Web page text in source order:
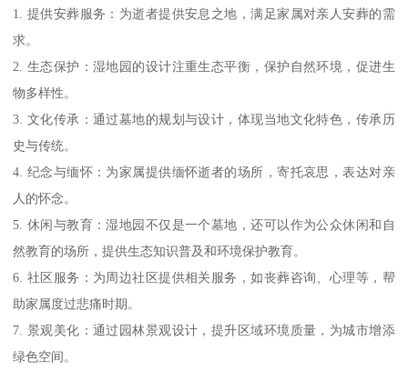
1. 提供安葬服务：为逝者提供安息之地，满足家属对亲人安葬的需
求。
2. 生态保护：湿地园的设计注重生态平衡，保护自然环境，促进生
物多样性。
3. 文化传承：通过墓地的规划与设计，体现当地文化特色，传承历
史与传统。
4. 纪念与缅怀：为家属提供缅怀逝者的场所，寄托哀思，表达对亲
人的怀念。
5. 休闲与教育：湿地园不仅是一个墓地，还可以作为公众休闲和自
然教育的场所，提供生态知识普及和环境保护教育。
6. 社区服务：为周边社区提供相关服务，如丧葬咨询、心理等，帮
助家属度过悲痛时期。
7. 景观美化：通过园林景观设计，提升区域环境质量，为城市增添
绿色空间。